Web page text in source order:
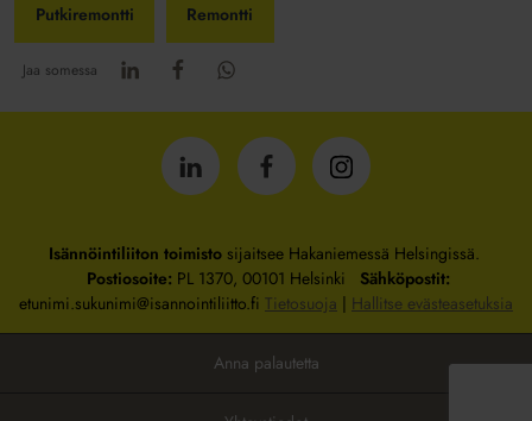
Putkiremontti Remontti
Jaa somessa
IsännöintiliittoIsännöintiliittoIsännöintiliitto
Isännöintiliiton toimistosijaitsee Hakaniemessä Helsingissä.
Postiosoite: PL 1370, 00101 Helsinki Sähköpostit:
etunimi.sukunimi@isannointiliitto.fi Tietosuoja | Hallitse evästeasetuksia
Anna palautetta